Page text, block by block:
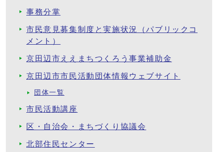
事務分掌
市民意見募集制度と実施状況（パブリックコ
メント）
京田辺市ええまちつくろう事業補助金
京田辺市市民活動団体情報ウェブサイト
団体一覧
市民活動講座
区・自治会・まちづくり協議会
北部住民センター